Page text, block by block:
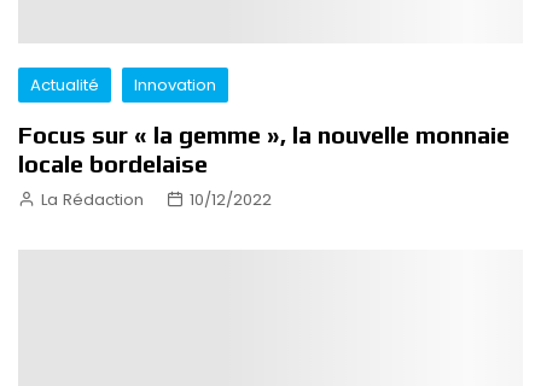
Actualité Innovation
Focus sur « la gemme », la nouvelle monnaie
locale bordelaise
La Rédaction 10/12/2022